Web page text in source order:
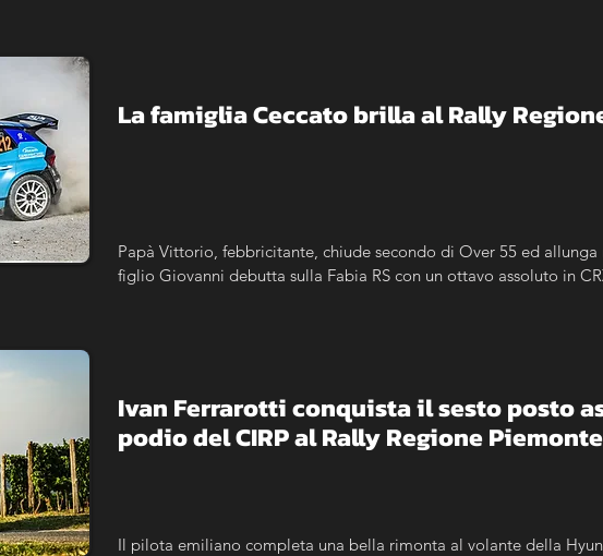
La famiglia Ceccato brilla al Rally
Papà Vittorio, febbricitante, chiude secondo di Over 55 ed allunga
figlio Giovanni debutta sulla Fabia RS con un ottavo assoluto in
Ivan Ferrarotti conquista il sesto posto
podio del CIRP al Rally Regione Piemonte
Il pilota emiliano completa una bella rimonta al volante della